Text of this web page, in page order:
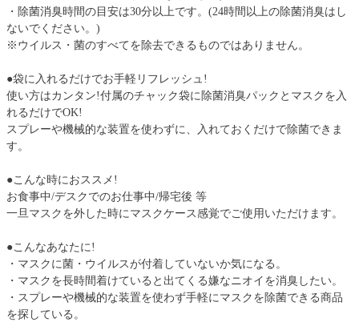
・除菌消臭時間の目安は30分以上です。(24時間以上の除菌消臭はし
ないでください。)
※ウイルス・菌のすべてを除去できるものではありません。
●袋に入れるだけでお手軽リフレッシュ!
使い方はカンタン!付属のチャック袋に除菌消臭パックとマスクを入
れるだけでOK!
スプレーや機械的な装置を使わずに、入れておくだけで除菌できま
す。
●こんな時におススメ!
お食事中/デスクでのお仕事中/帰宅後 等
一旦マスクを外した時にマスクケース感覚でご使用いただけます。
●こんなあなたに!
・マスクに菌・ウイルスが付着していないか気になる。
・マスクを長時間着けていると出てくる嫌なニオイを消臭したい。
・スプレーや機械的な装置を使わず手軽にマスクを除菌できる商品
を探している。